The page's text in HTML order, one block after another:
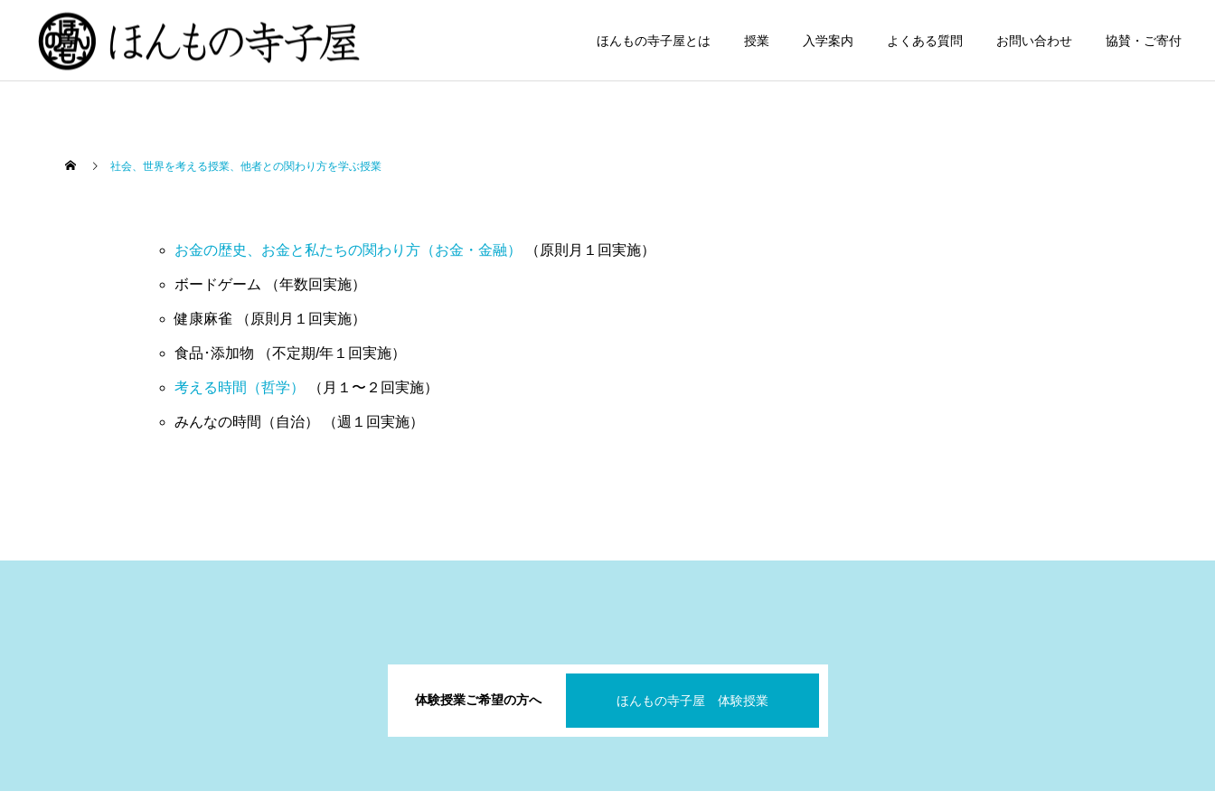
ほんもの寺子屋とは 授業 入学案内 よくある質問 お問い合わせ 協賛・ご寄付
社会、世界を考える授業、他者との関わり方を学ぶ授業
お金の歴史、お金と私たちの関わり方（お金・金融） （原則月１回実施）
ボードゲーム （年数回実施）
健康麻雀 （原則月１回実施）
食品･添加物 （不定期/年１回実施）
考える時間（哲学） （月１〜２回実施）
みんなの時間（自治） （週１回実施）
体験授業ご希望の方へ ほんもの寺子屋 体験授業